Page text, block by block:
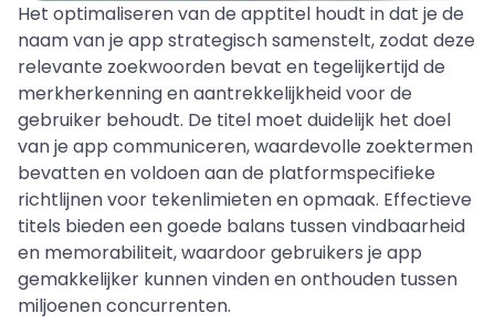
Het optimaliseren van de apptitel houdt in dat je de
naam van je app strategisch samenstelt, zodat deze
relevante zoekwoorden bevat en tegelijkertijd de
merkherkenning en aantrekkelijkheid voor de
gebruiker behoudt. De titel moet duidelijk het doel
van je app communiceren, waardevolle zoektermen
bevatten en voldoen aan de platformspecifieke
richtlijnen voor tekenlimieten en opmaak. Effectieve
titels bieden een goede balans tussen vindbaarheid
en memorabiliteit, waardoor gebruikers je app
gemakkelijker kunnen vinden en onthouden tussen
miljoenen concurrenten.